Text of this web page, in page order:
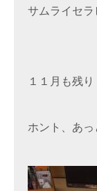
サムライセ
１ １月も残
ホント、あっ